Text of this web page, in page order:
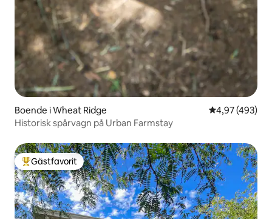
Boende i Wheat Ridge 4,97 av 5 i
4,97 (493)
Historisk spårvagn på Urban Farmstay
Populär gästfavorit
Gästfavorit